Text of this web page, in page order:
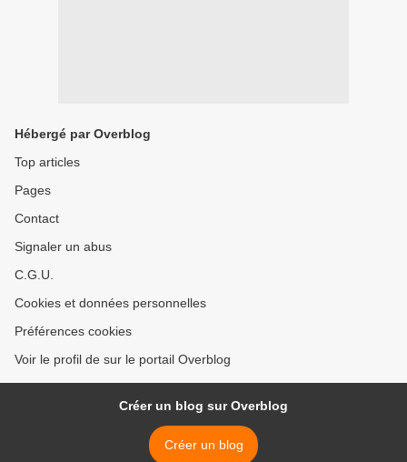
Hébergé par Overblog
Top articles
Pages
Contact
Signaler un abus
C.G.U.
Cookies et données personnelles
Préférences cookies
Voir le profil de sur le portail Overblog
Créer un blog sur Overblog
Créer un blog